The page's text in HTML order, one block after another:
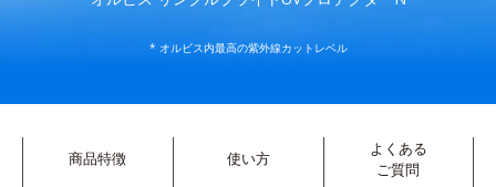
* オルビス内最高の紫外線カットレベル
商品特徴 使い方
よくある
ご質問